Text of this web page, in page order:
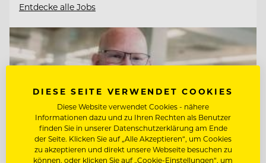
Entdecke alle Jobs
DIESE SEITE VERWENDET COOKIES
Diese Website verwendet Cookies - nähere
Informationen dazu und zu Ihren Rechten als Benutzer
finden Sie in unserer Datenschutzerklärung am Ende
der Seite. Klicken Sie auf „Alle Akzeptieren“, um Cookies
zu akzeptieren und direkt unsere Webseite besuchen zu
können, oder klicken Sie auf „Cookie-Einstellungen“, um